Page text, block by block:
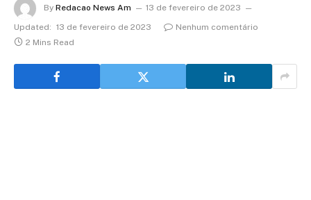
By Redacao News Am
13 de fevereiro de 2023
Updated: 13 de fevereiro de 2023
Nenhum comentário
2 Mins Read